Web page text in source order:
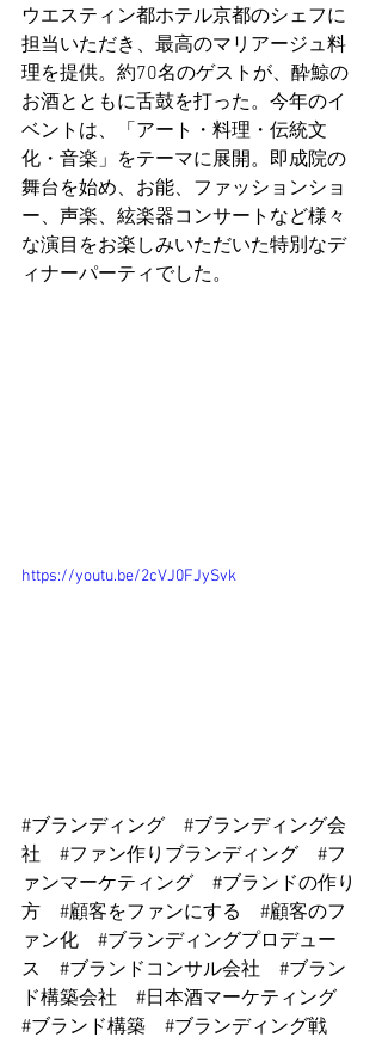
ウエスティン都ホテル京都のシェフに
担当いただき、最高のマリアージュ料
理を提供。約70名のゲストが、酔鯨の
お酒とともに舌鼓を打った。今年のイ
ベントは、「アート・料理・伝統文
化・音楽」をテーマに展開。即成院の
舞台を始め、お能、ファッションショ
ー、声楽、絃楽器コンサートなど様々
な演目をお楽しみいただいた特別なデ
ィナーパーティでした。
https://youtu.be/2cVJ0FJySvk
#ブランディング
#ブランディング会
社
#ファン作りブランディング
#フ
ァンマーケティング
#ブランドの作り
方
#顧客をファンにする
#顧客のフ
ァン化
#ブランディングプロデュー
ス
#ブランドコンサル会社
#ブラン
ド構築会社
#日本酒マーケティング
#ブランド構築
#ブランディング戦